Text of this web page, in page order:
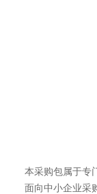
本采购包属于专
面向中小企业采